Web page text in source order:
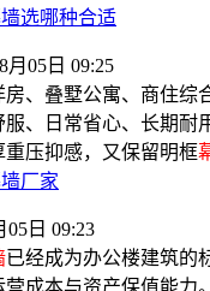
选哪种合适
月05日 09:25
、叠墅公寓、商住综
、日常省心、长期
压抑感，又保留明框
厂家
05日 09:23
已经成为办公楼建筑的
成本与资产保值能力